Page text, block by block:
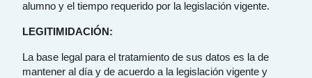
alumno y el tiempo requerido por la legislación vigente.
LEGITIMIDACIÓN:
La base legal para el tratamiento de sus datos es la de
mantener al día y de acuerdo a la legislación vigente y